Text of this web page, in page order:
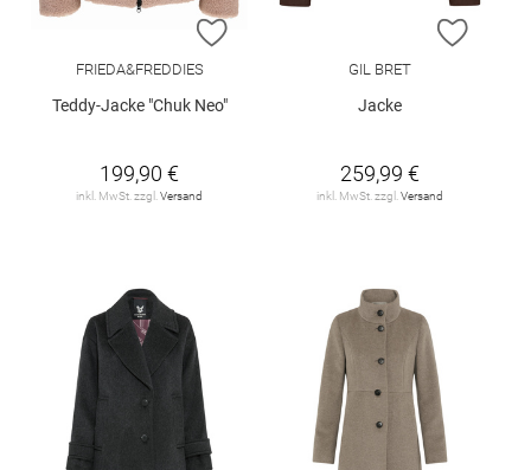
ZUR WUNSCHLISTE HINZUFÜGEN
FRIEDA&FREDDIES
Teddy-Jacke "Chuk Neo"
199,90 €
inkl. MwSt. zzgl. Versand
ZUR
GIL BRET
Jacke
259,99 €
inkl. MwSt. zzgl. Versand